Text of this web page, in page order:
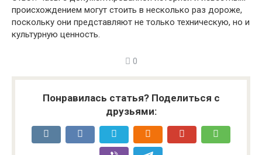
происхождением могут стоить в несколько раз дороже,
поскольку они представляют не только техническую, но и
культурную ценность.
0
Понравилась статья? Поделиться с
друзьями: